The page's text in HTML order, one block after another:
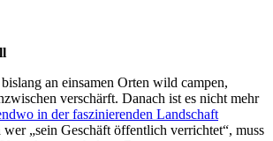
an einsamen Orten wild campen,
verschärft. Danach ist es nicht mehr
in der faszinierenden Landschaft
wer „sein Geschäft öffentlich verrichtet“, muss